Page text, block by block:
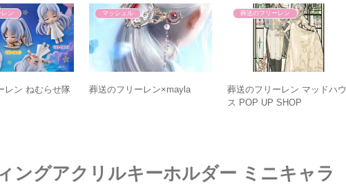
ン
レン ねむらせ隊
マッシュル
葬送のフリーレン×mayla
葬送のフリーレン
葬送のフリーレン マッドハウ
ス POP UP SHOP
ングアクリルキーホルダー ミニキャラ